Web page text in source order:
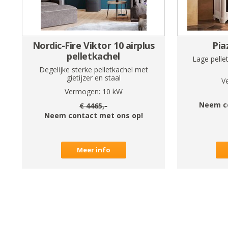
Nordic-Fire Viktor 10 airplus
pelletkachel
Degelijke sterke pelletkachel met
gietijzer en staal
Vermogen: 10 kW
€4465,-
Neem contact met ons op!
Meer info
Lage
Neem